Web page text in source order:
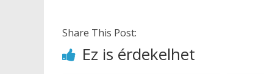
Share This Post:
Ez is érdekelhet